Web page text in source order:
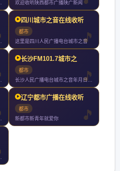
欢迎收听陕西都市广播陕广新闻
四川城市之音在线收听
都市
这里是四川人民广播电台城市之音
长沙FM101.7城市之
都市
长沙人民广播电台城市之音年月日开播湖南一家引进系统的类型化音
辽宁都市广播在线收听
都市
新都市新青年就爱你